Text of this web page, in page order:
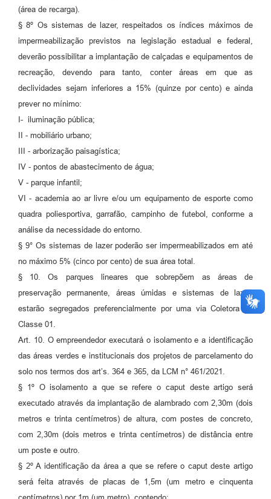
(área de recarga).
§ 8º Os sistemas de lazer, respeitados os índices máximos de
impermeabilização previstos na legislação estadual e federal,
deverão possibilitar a implantação de calçadas e equipamentos de
recreação, devendo para tanto, conter áreas em que as
declividades sejam inferiores a 15% (quinze por cento) e ainda
prever no mínimo:
I- iluminação pública;
II - mobiliário urbano;
III - arborização paisagística;
IV - pontos de abastecimento de água;
V - parque infantil;
VI - academia ao ar livre e/ou um equipamento de esporte como
quadra poliesportiva, garrafão, campinho de futebol, conforme a
análise da necessidade do entorno.
§ 9° Os sistemas de lazer poderão ser impermeabilizados em até
no máximo 5% (cinco por cento) de sua área total.
§ 10. Os parques lineares que sobrepõem as áreas de
preservação permanente, áreas úmidas e sistemas de lazer,
estarão segregados preferencialmente por uma via Coletora de
Classe 01.
Art. 10. O empreendedor executará o isolamento e a identificação
das áreas verdes e institucionais dos projetos de parcelamento do
solo nos termos dos art’s. 364 e 365, da LCM n° 461/2021.
§ 1º O isolamento a que se refere o caput deste artigo será
executado através da implantação de alambrado com 2,30m (dois
metros e trinta centímetros) de altura, com postes de concreto,
com 2,30m (dois metros e trinta centímetros) de distância entre
um poste e outro.
§ 2º A identificação da área a que se refere o caput deste artigo
será feita através de placas de 1,5m (um metro e cinquenta